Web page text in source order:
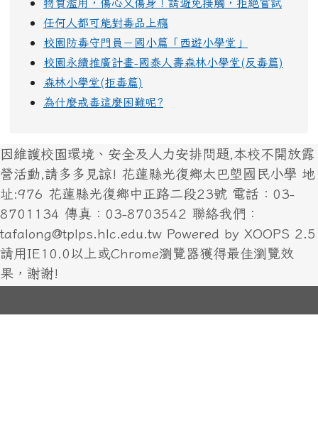
物質濫用，傷心又傷身！請避免接觸，拒絕嘗試
任何人都可能對毒品上癮
校園防毒守門員－國小篇「西遊小學堂」
校園永續推廣計畫-國泰人壽森林小學堂(反毒篇)
森林小學堂(拒毒篇)
為什麼戒毒這麼困難呢?
因維護校園環境、安全及人力安排問題,本校不開放露
營活動,請多多見諒! 花蓮縣光復鄉太巴塱國民小學 地
址:976 花蓮縣光復鄉中正路二段23號 電話：03-
8701134 傳真：03-8703542 聯絡我們：
tafalong@tplps.hlc.edu.tw Powered by XOOPS 2.5
請用IE10.0以上或Chrome瀏覽器獲得最佳瀏覽效
果，謝謝!